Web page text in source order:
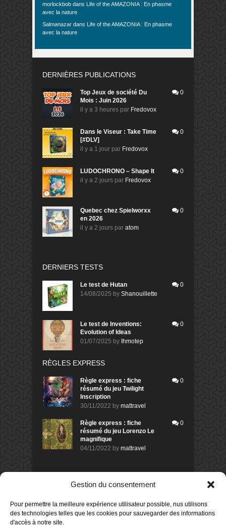
Gestion du consentement
Pour permettre la meilleure expérience utilisateur possible, nus utilisons
des technologies telles que les cookies pour sauvegarder des informations
d'accès à notre site.
morlockbob dans Life of the AMAZONIA : En phasme
avec la nature
Salmanazar dans Life of the AMAZONIA : En phasme
avec la nature
DERNIÈRES PUBLICATIONS
Top Jeux de société Du
Mois : Juin 2026
il y a 3 heures par Fredovox
0
Dans le Viseur : Take Time
[#DLV]
il y a 1 jour par Fredovox
0
LUDOCHRONO – Shape It
il y a 2 jours par Fredovox
0
Quebec chez Spielworxx
en 2026
il y a 2 jours par atom
0
DERNIERS TESTS
Le test de Hutan
14/08/2025 by Shanouillette
0
Le test de Inventions:
Evolution of Ideas
01/07/2025 by Ihmotep
0
RÈGLES EXPRESS
Règle express : fiche
résumé du jeu Twilight
Inscription
30/11/2022 by mattravel
0
Règle express : fiche
résumé du jeu Lorenzo Le
magnifique
04/11/2022 by mattravel
0
DERNIERS AVIS DES MEMBRES
Avis de morlockbob
Sur le jeu Collect!
il y a 1 jour